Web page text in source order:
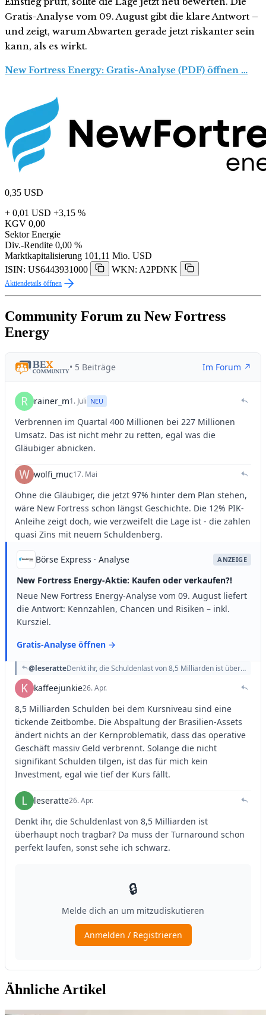
Gratis-Analyse vom 09. August gibt die klare Antwort –
und zeigt, warum Abwarten gerade jetzt riskanter sein
kann, als es wirkt.
New Fortress Energy: Gratis-Analyse (PDF) öffnen …
0,35 USD
+ 0,01 USD +3,15 %
KGV 0,00
Sektor Energie
Div.-Rendite 0,00 %
Marktkapitalisierung 101,11 Mio. USD
ISIN: US6443931000
WKN: A2PDNK
Aktiendetails öffnen
Community Forum zu New Fortress
Energy
Ähnliche Artikel